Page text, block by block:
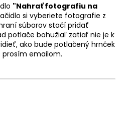
"Nahrať fotografiu na
si vyberiete fotografie z
súborov stačí pridať
potlače bohužiaľ zatiaľ nie je k
ako bude potlačený hrnček
emailom.